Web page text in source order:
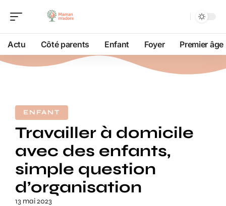
Actu Côté parents Enfant Foyer Premier âge
ENFANT
Travailler à domicile
avec des enfants,
simple question
d’organisation
13 mai 2023